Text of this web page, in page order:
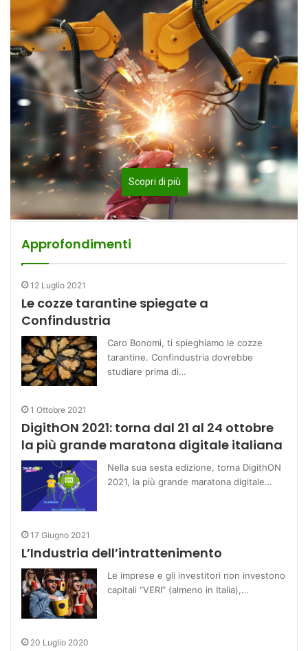
Scopri di più
Approfondimenti
12 Luglio 2021
Le cozze tarantine spiegate a
Confindustria
Caro Bonomi, ti spieghiamo le cozze
tarantine. Confindustria dovrebbe
studiare prima di…
1 Ottobre 2021
DigithON 2021: torna dal 21 al 24 ottobre
la più grande maratona digitale italiana
Nella sua sesta edizione, torna DigithON
2021, la più grande maratona digitale…
17 Giugno 2021
L’Industria dell’intrattenimento
Le imprese e gli investitori non investono
capitali “VERI” (almeno in Italia),…
20 Luglio 2020